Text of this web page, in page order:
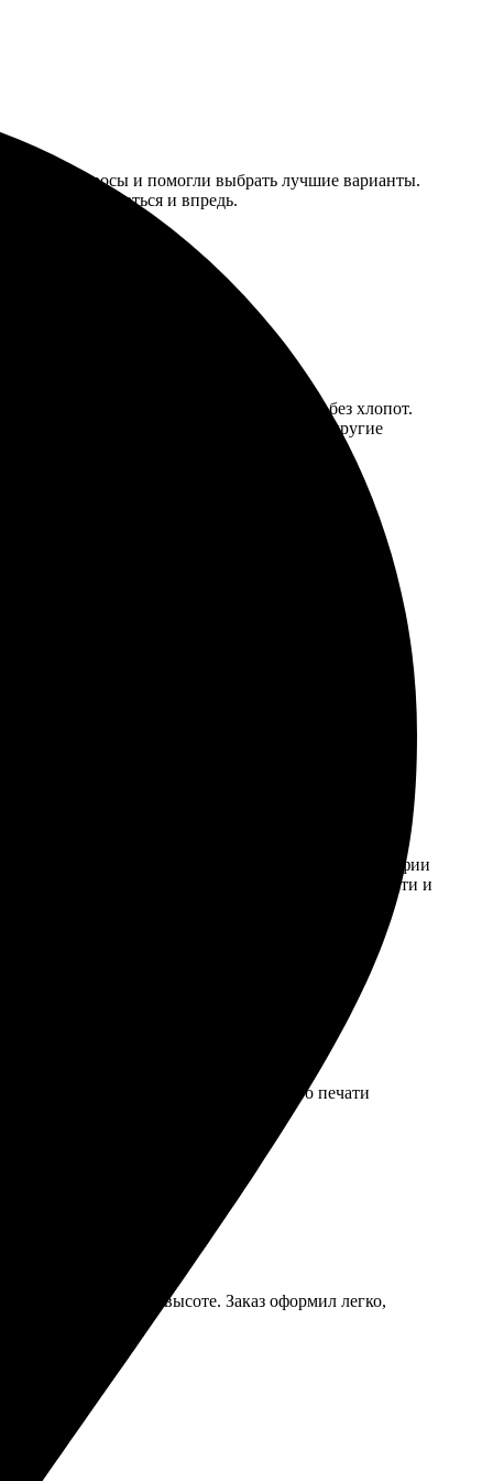
на все вопросы и помогли выбрать лучшие варианты.
буду обращаться и впредь.
заказ.
заказа прошло быстро, а главное — без хлопот.
вернусь снова, чтобы заказать другие
– все понятно и удобно. Выбор размеров и
упаковали тщательно – ничего не
Выбор форматов порадовал. Загруженные фотографии
отслеживался. Приятно удивило качество печати и
была быстрой и без проблем. Качество печати
Рекомендую друзьям.
качество на высоте. Заказ оформил легко,